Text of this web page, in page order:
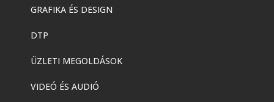
GRAFIKA ÉS DESIGN
DTP
ÜZLETI MEGOLDÁSOK
VIDEÓ ÉS AUDIÓ